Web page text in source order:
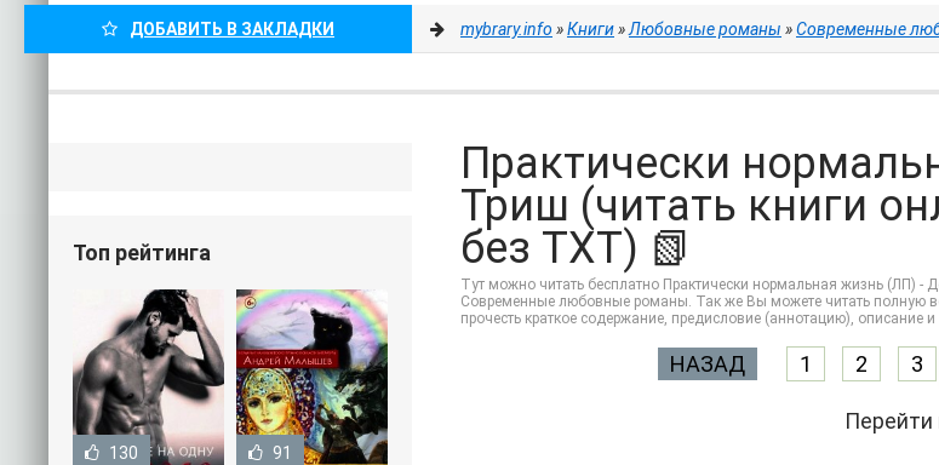
ДОБАВИТЬ В ЗАКЛАДКИ mybrary.info »Книги»Любовные романы »Современные
Практически
Триш (читать книги
без TXT) 📗
Тут можно читать бесплатно Практически нормальная жизнь (ЛП) -
Современные любовные романы. Так же Вы можете читать полную
прочесть краткое содержание, предисловие (аннотацию),
НАЗАД 1 2 3
Перейти
Топ рейтинга
130 91